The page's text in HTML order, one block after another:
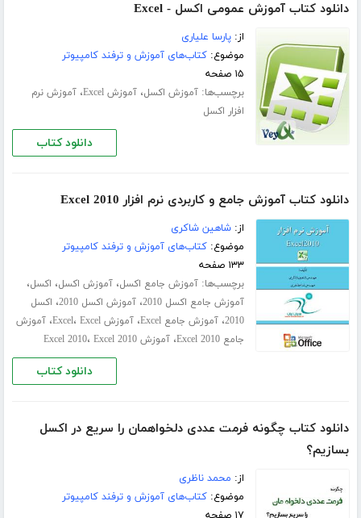
دانلود کتاب آموزش عمومی اکسل - Excel
از:پارسا علیاری
موضوع:کتاب‌های آموزش و ترفند کامپیوتر
۱۵ صفحه
برچسب‌ها:آموزش اکسل،آموزش Excel ،آموزش نرم
افزار اکسل
دانلود کتاب
دانلود کتاب آموزش جامع و کاربردی نرم افزار Excel 2010
از:شاهین شاکری
موضوع:کتاب‌های آموزش و ترفند کامپیوتر
۱۳۳ صفحه
برچسب‌ها:آموزش جامع اکسل،آموزش اکسل، اکسل،
آموزش جامع اکسل 2010 ،آموزش اکسل 2010 ، اکسل
2010،آموزش جامع Excel ،آموزش Excel ، Excel ،آموزش
جامع Excel 2010
،آموزش Excel 2010 ، Excel 2010
دانلود کتاب
دانلود کتاب چگونه فرمت عددی دلخواهمان را سریع در اکسل
بسازیم؟
از: محمد ناظری
موضوع:کتاب‌های آموزش و ترفند کامپیوتر